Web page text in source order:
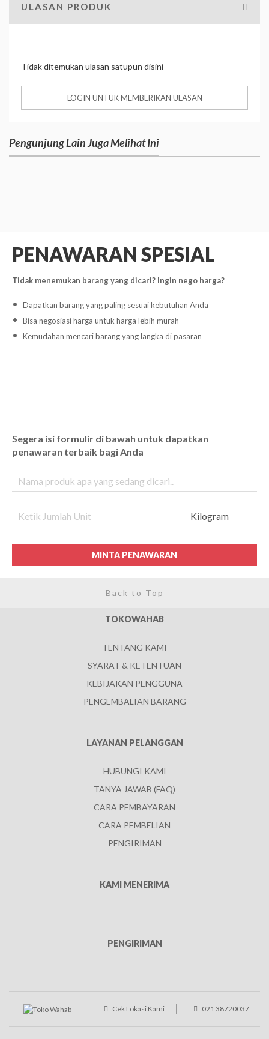
ULASAN PRODUK
Tidak ditemukan ulasan satupun disini
LOGIN UNTUK MEMBERIKAN ULASAN
Pengunjung Lain Juga Melihat Ini
PENAWARAN SPESIAL
Tidak menemukan barang yang dicari? Ingin nego harga?
Dapatkan barang yang paling sesuai kebutuhan Anda
Bisa negosiasi harga untuk harga lebih murah
Kemudahan mencari barang yang langka di pasaran
Segera isi formulir di bawah untuk dapatkan
penawaran terbaik bagi Anda
MINTA PENAWARAN
Back to Top
TOKOWAHAB
TENTANG KAMI
SYARAT & KETENTUAN
KEBIJAKAN PENGGUNA
PENGEMBALIAN BARANG
LAYANAN PELANGGAN
HUBUNGI KAMI
TANYA JAWAB (FAQ)
CARA PEMBAYARAN
CARA PEMBELIAN
PENGIRIMAN
KAMI MENERIMA
PENGIRIMAN
Cek Lokasi Kami 021 38720037